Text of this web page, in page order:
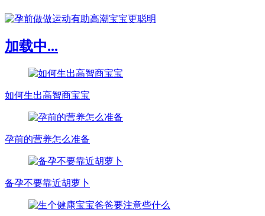
加载中...
如何生出高智商宝宝
孕前的营养怎么准备
备孕不要靠近胡萝卜